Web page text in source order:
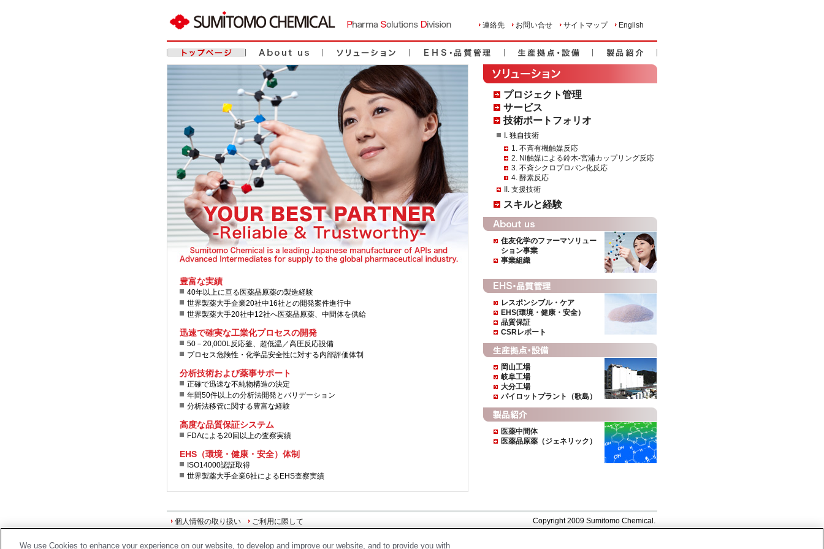
連絡先 お問い合せ サイトマップ English
豊富な実績
40年以上に亘る医薬品原薬の製造経験
世界製薬大手企業20社中16社との開発案件進行中
世界製薬大手20社中12社へ医薬品原薬、中間体を供給
迅速で確実な工業化プロセスの開発
50－20,000L反応釜、超低温／高圧反応設備
プロセス危険性・化学品安全性に対する内部評価体制
分析技術および薬事サポート
正確で迅速な不純物構造の決定
年間50件以上の分析法開発とバリデーション
分析法移管に関する豊富な経験
高度な品質保証システム
FDAによる20回以上の査察実績
EHS（環境・健康・安全）体制
ISO14000認証取得
世界製薬大手企業6社によるEHS査察実績
プロジェクト管理
サービス
技術ポートフォリオ
I. 独自技術
1. 不斉有機触媒反応
2. Ni触媒による鈴木-宮浦カップリング反応
3. 不斉シクロプロパン化反応
4. 酵素反応
II. 支援技術
スキルと経験
住友化学のファーマソリュー
ション事業
事業組織
レスポンシブル・ケア
EHS(環境・健康・安全）
品質保証
CSRレポート
岡山工場
岐阜工場
大分工場
パイロットプラント（歌島）
医薬中間体
医薬品原薬（ジェネリック）
個人情報の取り扱い ご利用に際して Copyright 2009 Sumitomo Chemical.
We use Cookies to enhance your experience on our website, to develop and improve our website, and to provide you with